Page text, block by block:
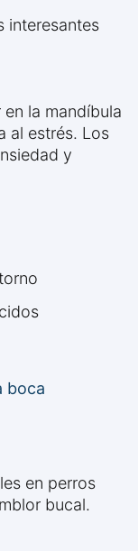
interesantes
la mandíbula
al estrés. Los
y
boca
en perros
bucal.